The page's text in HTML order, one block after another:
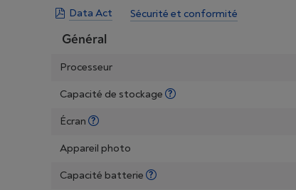
Sécurité et conformité
Data Act
Général
Processeur
Capacité de stockage
Écran
Appareil photo
Capacité batterie